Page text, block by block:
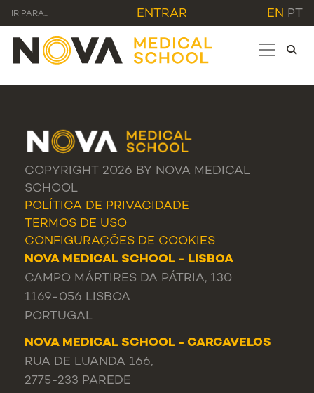
IR PARA... ENTRAR EN PT
COPYRIGHT 2026 BY NOVA MEDICAL
SCHOOL
POLÍTICA DE PRIVACIDADE
TERMOS DE USO
CONFIGURAÇÕES DE COOKIES
NOVA MEDICAL SCHOOL - LISBOA
CAMPO MÁRTIRES DA PÁTRIA, 130
1169-056 LISBOA
PORTUGAL
NOVA MEDICAL SCHOOL - CARCAVELOS
RUA DE LUANDA 166,
2775-233 PAREDE